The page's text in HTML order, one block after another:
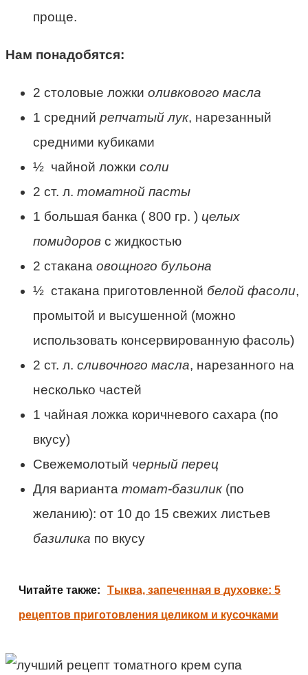
проще.
Нам понадобятся:
2 столовые ложки оливкового масла
1 средний репчатый лук, нарезанный
средними кубиками
½ чайной ложки соли
2 ст. л. томатной пасты
1 большая банка ( 800 гр. ) целых
помидоров с жидкостью
2 стакана овощного бульона
½ стакана приготовленной белой фасоли,
промытой и высушенной (можно
использовать консервированную фасоль)
2 ст. л. сливочного масла, нарезанного на
несколько частей
1 чайная ложка коричневого сахара (по
вкусу)
Свежемолотый черный перец
Для варианта томат-базилик(по
желанию): от 10 до 15 свежих листьев
базилика по вкусу
Читайте также: Тыква, запеченная в духовке: 5
рецептов приготовления целиком и кусочками